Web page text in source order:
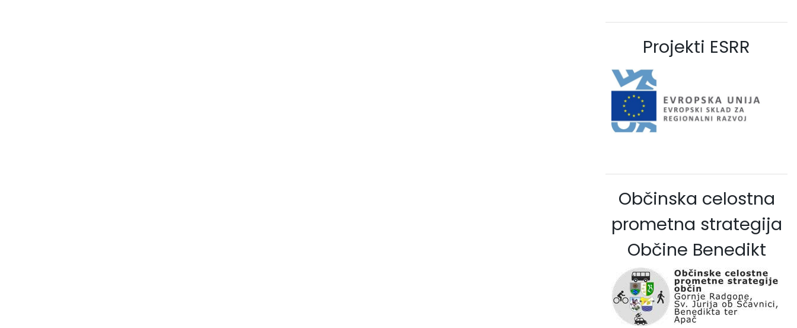
Projekti ESRR
Občinska celostna
prometna strategija
Občine Benedikt